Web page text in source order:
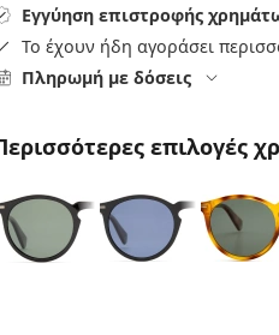
Εγγύηση επιστροφής
Το έχουν ήδη αγοράσει
Πληρωμή με δόσεις
επιλογές